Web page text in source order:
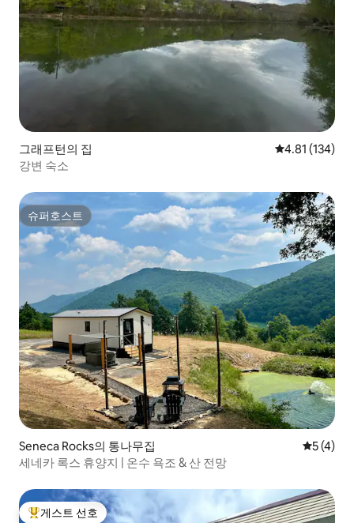
그래프턴의 집 평점 4.81점(5
4.81 (134)
강변 숙소
슈퍼호스트
슈퍼호스트
Seneca Rocks의 통나무집 평점 5점
5 (4)
세네카 록스 휴양지 | 온수 욕조 & 산 전망
상위 게스트 선호
게스트 선호